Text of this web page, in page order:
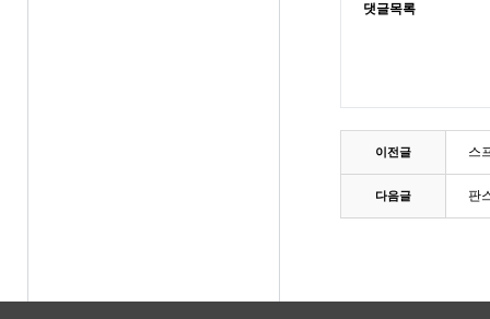
댓글목록
이전글 스
다음글 판